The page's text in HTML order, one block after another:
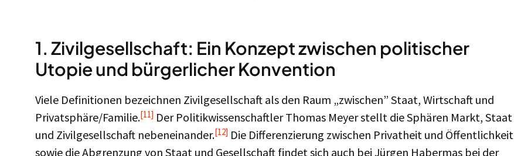
1. Zivilgesellschaft: Ein Konzept zwischen politischer
Utopie und bürgerlicher Konvention
Viele Definitionen bezeichnen Zivilgesellschaft als den Raum „zwischen” Staat, Wirtschaft und
Privatsphäre/Familie.[11] Der Politikwissenschaftler Thomas Meyer stellt die Sphären Markt, Staat
und Zivilgesellschaft nebeneinander.[12] Die Differenzierung zwischen Privatheit und Öffentlichkeit
sowie die Abgrenzung von Staat und Gesellschaft findet sich auch bei Jürgen Habermas bei der